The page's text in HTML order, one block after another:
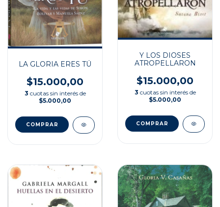
LA GLORIA ERES TÚ
$15.000,00
3 cuotas sin interés de
$5.000,00
Y LOS DIOSES
ATROPELLARON
$15.000,00
3 cuotas sin interés de
$5.000,00